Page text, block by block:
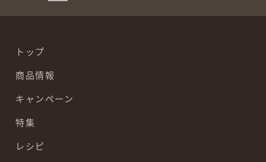
トップ
商品情報
キャンペーン
特集
レシピ